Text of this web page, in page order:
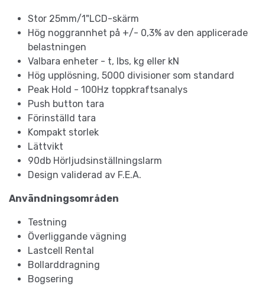
Stor 25mm/1"LCD-skärm
Hög noggrannhet på +/- 0,3% av den applicerade
belastningen
Valbara enheter - t, lbs, kg eller kN
Hög upplösning, 5000 divisioner som standard
Peak Hold - 100Hz toppkraftsanalys
Push button tara
Förinställd tara
Kompakt storlek
Lättvikt
90db Hörljudsinställningslarm
Design validerad av F.E.A.
Användningsområden
Testning
Överliggande vägning
Lastcell Rental
Bollarddragning
Bogsering